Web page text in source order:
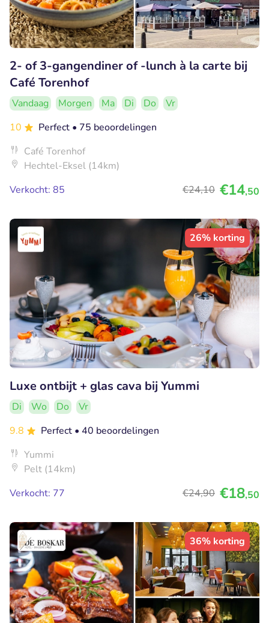
2- of 3-gangendiner of -lunch à la carte bij
Café Torenhof
Vandaag Morgen Ma Di Do
Vr
10
Perfect • 75 beoordelingen
Café Torenhof
Hechtel-Eksel (14km)
Verkocht: 85
€24,10 €14,50
26% korting
Luxe ontbijt + glas cava bij Yummi
Di Wo Do
Vr
9.8
Perfect • 40 beoordelingen
Yummi
Pelt (14km)
Verkocht: 77
€24,90 €18,50
36% korting